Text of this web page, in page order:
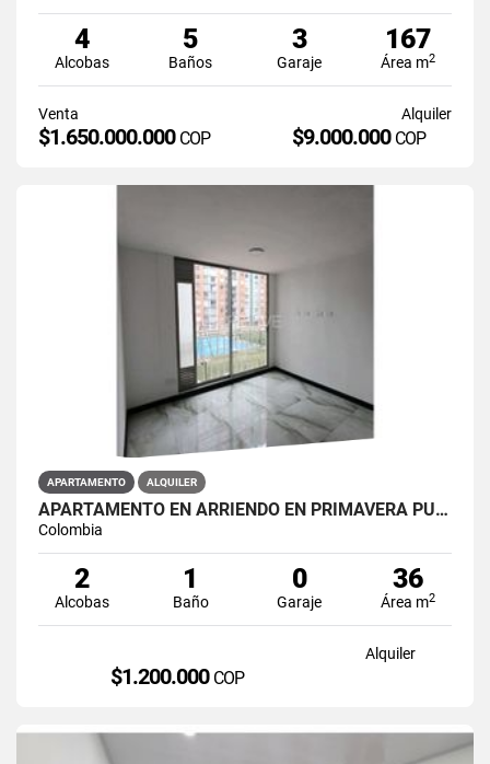
4
Alcobas
5
Baños
3
Garaje
167
Área m2
Venta
$1.650.000.000 COP
Alquiler
$9.000.000 COP
APARTAMENTO ALQUILER
APARTAMENTO EN ARRIENDO EN PRIMAVERA PUENTE ARANDA PRIMAVERA 6-39 ET 2
Colombia
2
Alcobas
1
Baño
0
Garaje
36
Área m2
Alquiler
$1.200.000 COP